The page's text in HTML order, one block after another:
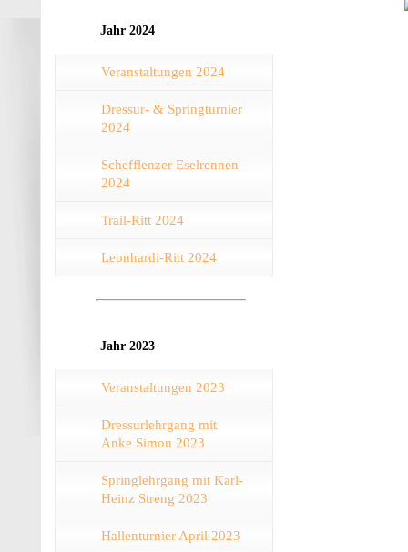
Jahr 2024
Veranstaltungen 2024
Dressur- & Springturnier
2024
Schefflenzer Eselrennen
2024
Trail-Ritt 2024
Leonhardi-Ritt 2024
Jahr 2023
Veranstaltungen 2023
Dressurlehrgang mit
Anke Simon 2023
Springlehrgang mit Karl-
Heinz Streng 2023
Hallenturnier April 2023